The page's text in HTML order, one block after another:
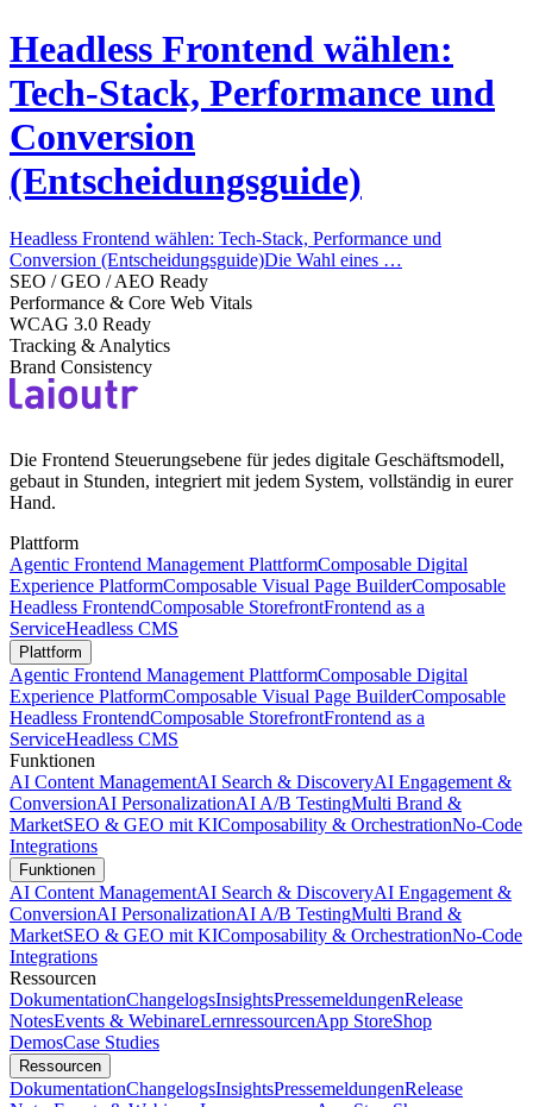
Headless Frontend wählen:
Tech-Stack, Performance und
Conversion
(Entscheidungsguide)
Headless Frontend wählen: Tech-Stack, Performance und
Conversion (Entscheidungsguide)Die Wahl eines …
SEO / GEO / AEO Ready
Performance & Core Web Vitals
WCAG 3.0 Ready
Tracking & Analytics
Brand Consistency
Die Frontend Steuerungsebene für jedes digitale Geschäftsmodell,
gebaut in Stunden, integriert mit jedem System, vollständig in eurer
Hand.
Plattform
Agentic Frontend Management PlattformComposable Digital
Experience PlatformComposable Visual Page BuilderComposable
Headless FrontendComposable StorefrontFrontend as a
ServiceHeadless CMS
Plattform
Agentic Frontend Management PlattformComposable Digital
Experience PlatformComposable Visual Page BuilderComposable
Headless FrontendComposable StorefrontFrontend as a
ServiceHeadless CMS
Funktionen
AI Content ManagementAI Search & DiscoveryAI Engagement &
ConversionAI PersonalizationAI A/B TestingMulti Brand &
MarketSEO & GEO mit KIComposability & OrchestrationNo-Code
Integrations
Funktionen
AI Content ManagementAI Search & DiscoveryAI Engagement &
ConversionAI PersonalizationAI A/B TestingMulti Brand &
MarketSEO & GEO mit KIComposability & OrchestrationNo-Code
Integrations
Ressourcen
DokumentationChangelogsInsightsPressemeldungenRelease
NotesEvents & WebinareLernressourcenApp StoreShop
DemosCase Studies
Ressourcen
DokumentationChangelogsInsightsPressemeldungenRelease